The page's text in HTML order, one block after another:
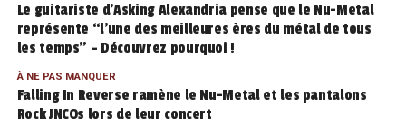
Le guitariste d’Asking Alexandria pense que le Nu-Metal
représente “l’une des meilleures ères du métal de tous
les temps” – Découvrez pourquoi !
À NE PAS MANQUER
Falling In Reverse ramène le Nu-Metal et les pantalons
Rock JNCOs lors de leur concert